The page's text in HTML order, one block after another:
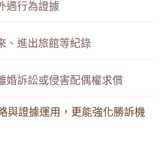
遇行為證據
、進出旅館等紀錄
婚訴訟或侵害配偶權求償
與證據運用，更能強化勝訴機